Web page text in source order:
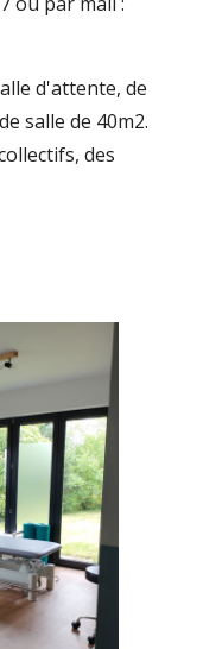
d'attente, de
salle de 40m2.
des